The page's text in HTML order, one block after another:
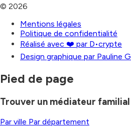
© 2026
Mentions légales
Politique de confidentialité
Réalisé avec ❤️ par D•crypte
Design graphique par Pauline
Pied de page
Trouver un médiateur familial
Par ville Par département